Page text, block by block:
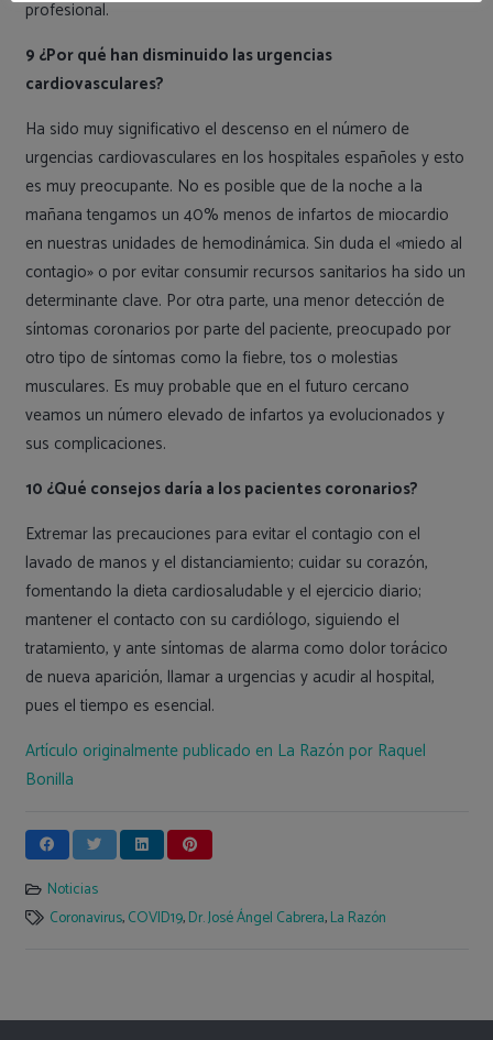
profesional.
9 ¿Por qué han disminuido las urgencias
cardiovasculares?
Ha sido muy significativo el descenso en el número de
urgencias cardiovasculares en los hospitales españoles y esto
es muy preocupante. No es posible que de la noche a la
mañana tengamos un 40% menos de infartos de miocardio
en nuestras unidades de hemodinámica. Sin duda el «miedo al
contagio» o por evitar consumir recursos sanitarios ha sido un
determinante clave. Por otra parte, una menor detección de
síntomas coronarios por parte del paciente, preocupado por
otro tipo de síntomas como la fiebre, tos o molestias
musculares. Es muy probable que en el futuro cercano
veamos un número elevado de infartos ya evolucionados y
sus complicaciones.
10 ¿Qué consejos daría a los pacientes coronarios?
Extremar las precauciones para evitar el contagio con el
lavado de manos y el distanciamiento; cuidar su corazón,
fomentando la dieta cardiosaludable y el ejercicio diario;
mantener el contacto con su cardiólogo, siguiendo el
tratamiento, y ante síntomas de alarma como dolor torácico
de nueva aparición, llamar a urgencias y acudir al hospital,
pues el tiempo es esencial.
Artículo originalmente publicado en La Razón por Raquel
Bonilla
Noticias
Coronavirus,COVID19,Dr. José Ángel Cabrera,La Razón